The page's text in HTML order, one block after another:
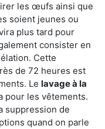
les œufs ainsi que
soient jeunes ou
plus tard pour
consister en
Cette
de 72 heures est
Le lavage à la
pour les vêtements.
suppression de
quand on parle